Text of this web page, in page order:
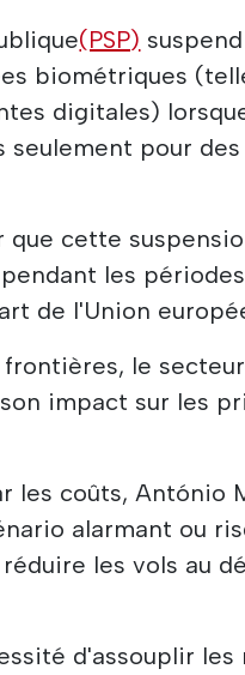
(PSP) suspend
biométriques
digitales)
pour
que cette
les
de l'Union
frontières, le
impact sur les
les coûts, António
alarmant ou
les vols au
d'assouplir les